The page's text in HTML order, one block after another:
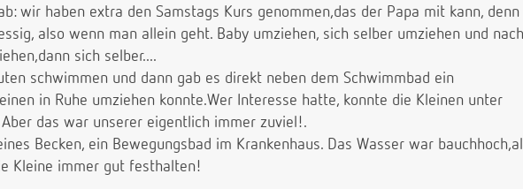
wir haben extra den Samstags Kurs genommen,das der Papa mit kann, denn
also wenn man allein geht. Baby umziehen, sich selber umziehen und nach
sich selber....
schwimmen und dann gab es direkt neben dem Schwimmbad ein
in Ruhe umziehen konnte.Wer Interesse hatte, konnte die Kleinen unter
das war unserer eigentlich immer zuviel!.
Becken, ein Bewegungsbad im Krankenhaus. Das Wasser war
Kleine immer gut festhalten!